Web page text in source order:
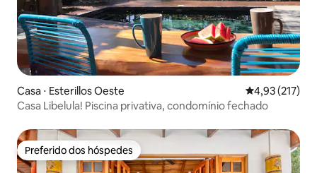
Casa ⋅ Esterillos Oeste 4,93 de uma
4,93 (217)
Casa Libelula! Piscina privativa, condomínio fechado
Preferido dos hóspedes
Preferido dos hóspedes